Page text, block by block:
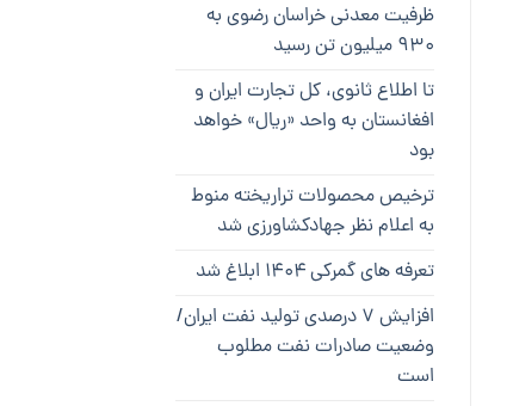
ظرفیت معدنی خراسان رضوی به
۹۳۰ میلیون تن رسید
تا اطلاع ثانوی، کل تجارت ایران و
افغانستان به واحد «ریال» خواهد
بود
ترخیص محصولات تراریخته منوط
به اعلام نظر جهادکشاورزی شد
تعرفه های گمرکی ۱۴۰۴ ابلاغ شد
افزایش ۷ درصدی تولید نفت ایران/
وضعیت صادرات نفت مطلوب
است